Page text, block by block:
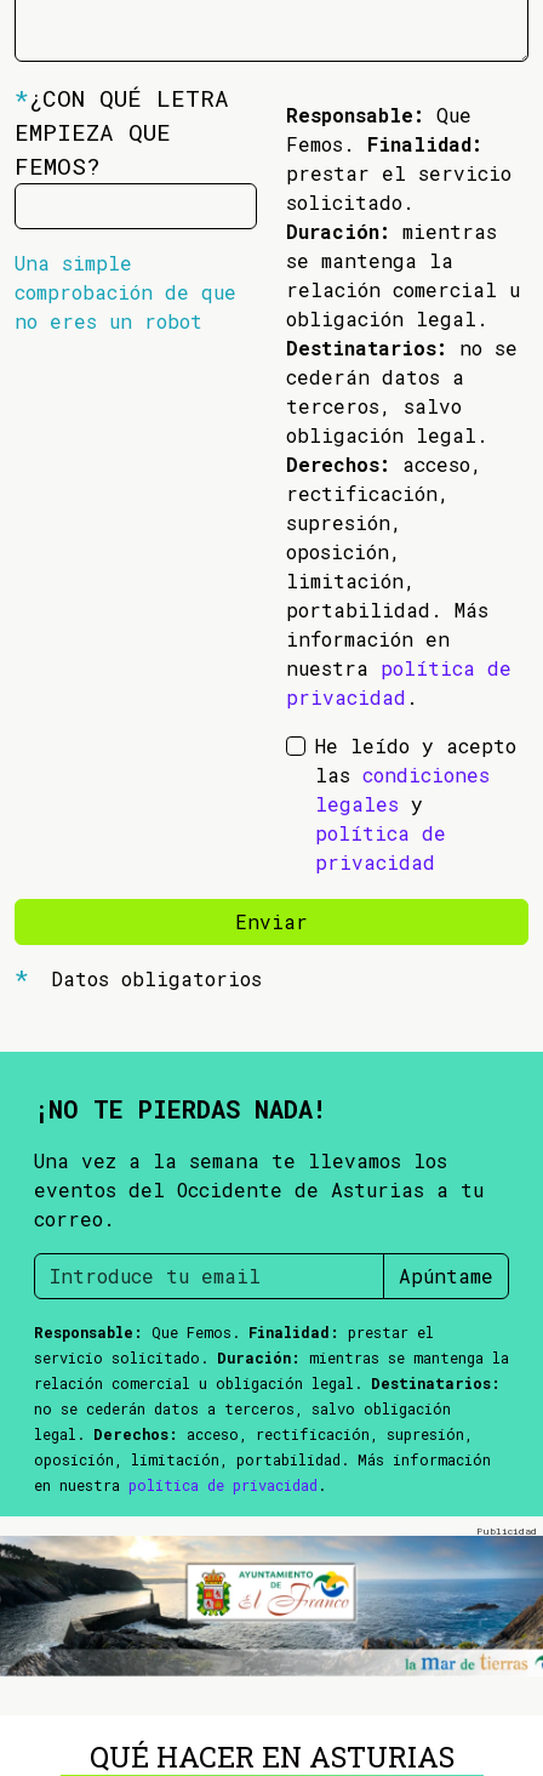
*¿CON QUÉ LETRA
EMPIEZA QUE
FEMOS?
Una simple
comprobación de que
no eres un robot
Responsable:
Que
Femos. Finalidad:
prestar el servicio
solicitado.
Duración:
mientras
se mantenga la
relación comercial u
obligación legal.
Destinatarios:
no se
cederán datos a
terceros, salvo
obligación legal.
Derechos:
acceso,
rectificación,
supresión,
oposición,
limitación,
portabilidad. Más
información en
nuestra política de
privacidad .
He leído y acepto
las condiciones
legales y
política de
privacidad
Enviar
Datos obligatorios
¡NO TE PIERDAS NADA!
Una vez a la semana te llevamos los
eventos del Occidente de Asturias a tu
correo.
Apúntame
Responsable: Que Femos. Finalidad:
prestar el
servicio solicitado. Duración:
mientras se mantenga la
relación comercial u obligación legal. Destinatarios:
no se cederán datos a terceros, salvo obligación
legal. Derechos:
acceso, rectificación, supresión,
oposición, limitación, portabilidad. Más información
en nuestra política de privacidad .
QUÉ HACER EN ASTURIAS